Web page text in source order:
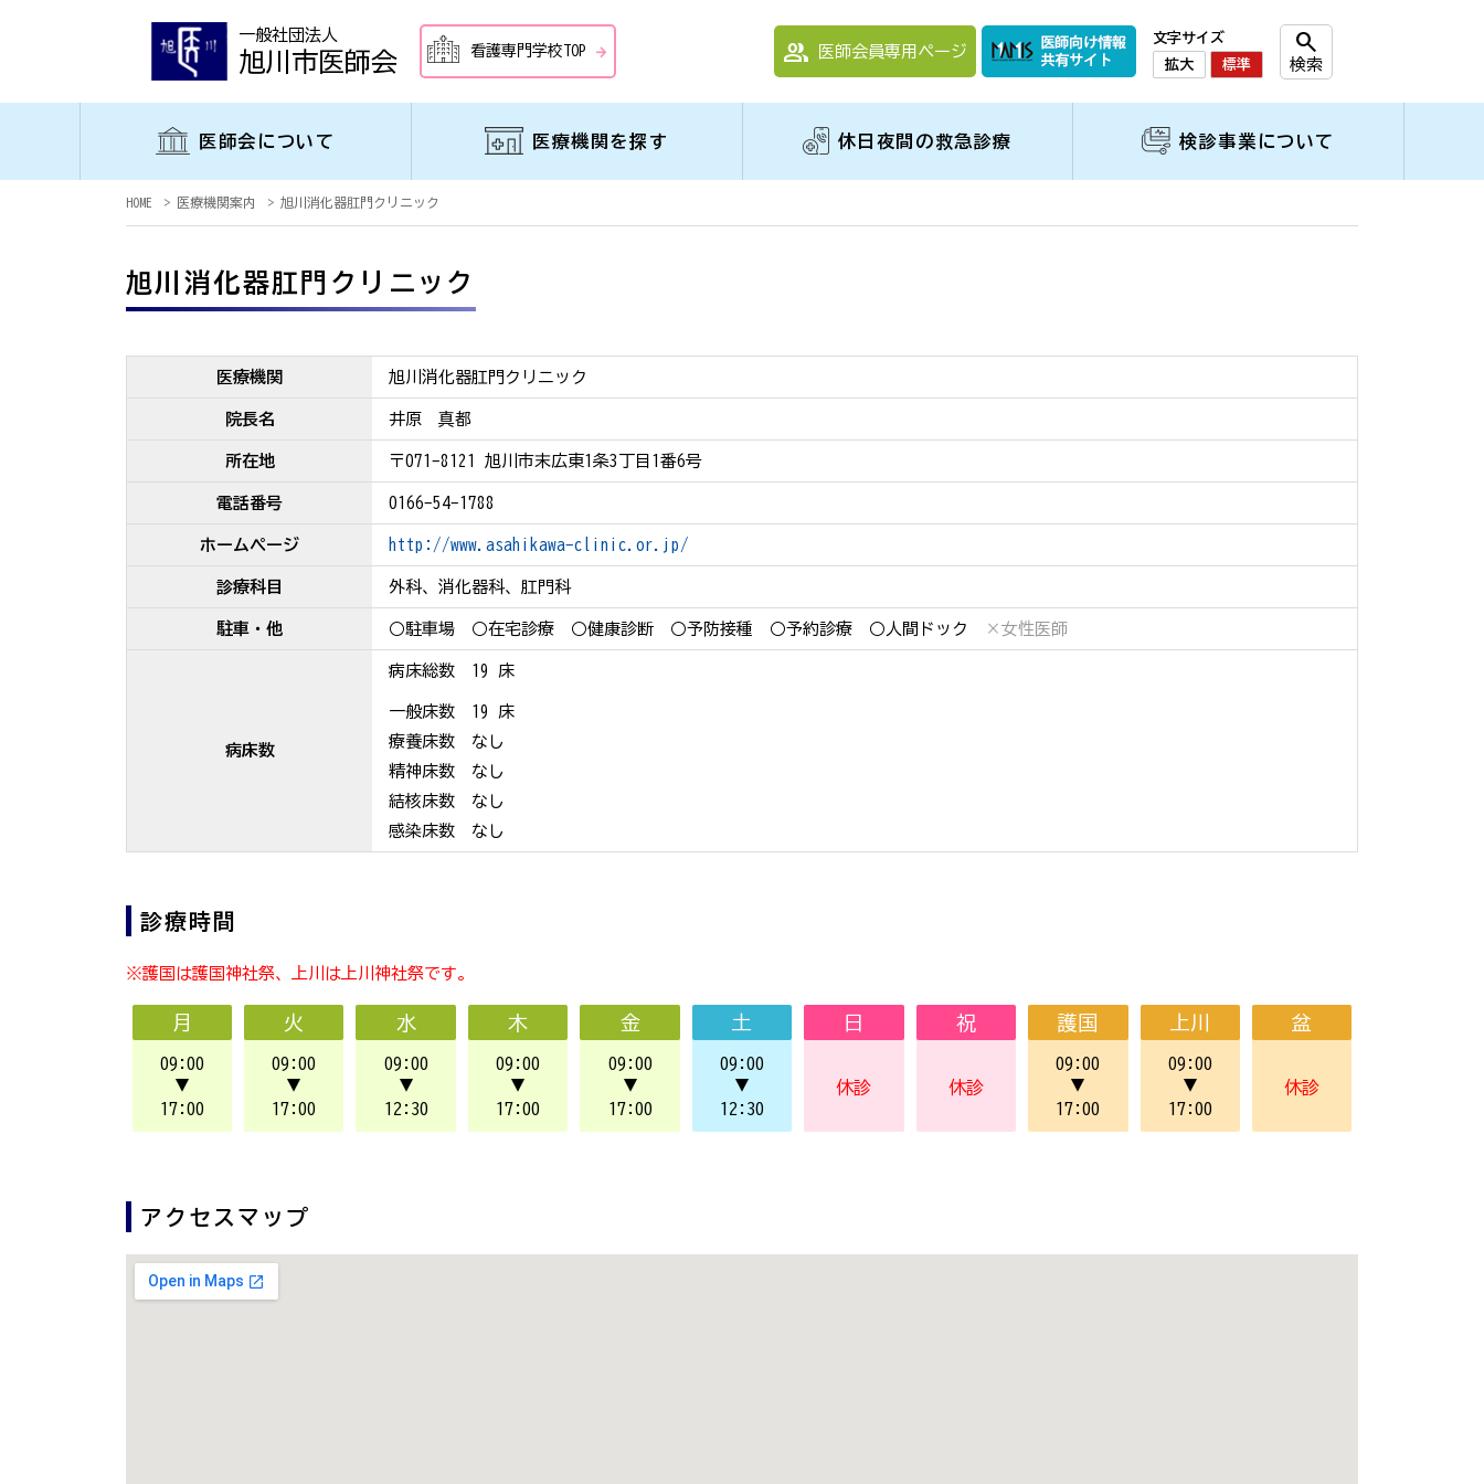
一般社団法人
旭川市医師会 看護専門学校TOP arrow_forward group 医師会員専用ページ
文字サイズ
拡大
標準
search
検索
医師会について 医療機関を探す 休日夜間の救急診療 検診事業について
HOME 医療機関案内 旭川消化器肛門クリニック
旭川消化器肛門クリニック
医療機関 旭川消化器肛門クリニック
院長名 井原 真都
所在地 〒071-8121 旭川市末広東1条3丁目1番6号
電話番号 0166-54-1788
ホームページ http://www.asahikawa-clinic.or.jp/
診療科目 外科、消化器科、肛門科
駐車・他 ○駐車場 ○在宅診療 ○健康診断 ○予防接種 ○予約診療 ○人間ドック ×女性医師
病床数
病床総数 19 床
一般床数 19 床
療養床数 なし
精神床数 なし
結核床数 なし
感染床数 なし
診療時間
※護国は護国神社祭、上川は上川神社祭です。
月
09:00
▼
17:00
火
09:00
▼
17:00
水
09:00
▼
12:30
木
09:00
▼
17:00
金
09:00
▼
17:00
土
09:00
▼
12:30
日
休診
祝
休診
護国
09:00
▼
17:00
上川
09:00
▼
17:00
盆
休診
アクセスマップ